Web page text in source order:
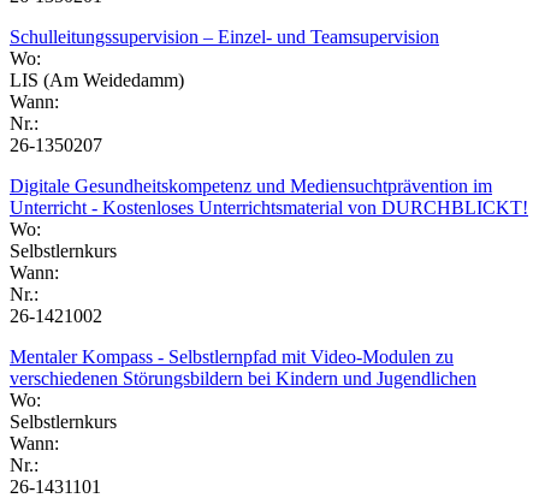
Schulleitungssupervision – Einzel- und Teamsupervision
Wo:
LIS (Am Weidedamm)
Wann:
Nr.:
26-1350207
Digitale Gesundheitskompetenz und Mediensuchtprävention im
Unterricht - Kostenloses Unterrichtsmaterial von DURCHBLICKT!
Wo:
Selbstlernkurs
Wann:
Nr.:
26-1421002
Mentaler Kompass - Selbstlernpfad mit Video-Modulen zu
verschiedenen Störungsbildern bei Kindern und Jugendlichen
Wo:
Selbstlernkurs
Wann:
Nr.:
26-1431101